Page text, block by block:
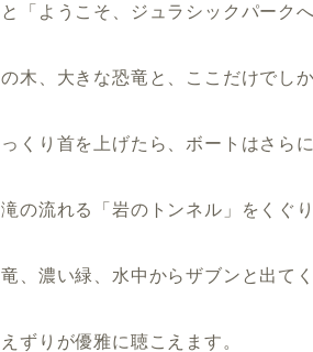
「 ようこそ、ジュラシックパークへ
木、大きな恐竜と、ここだけでし
くり首を上げたら、ボートはさら
の流れる「岩のトンネル」をくぐり
、濃い緑、水中からザブンと出て
ずりが優雅に聴こえます。